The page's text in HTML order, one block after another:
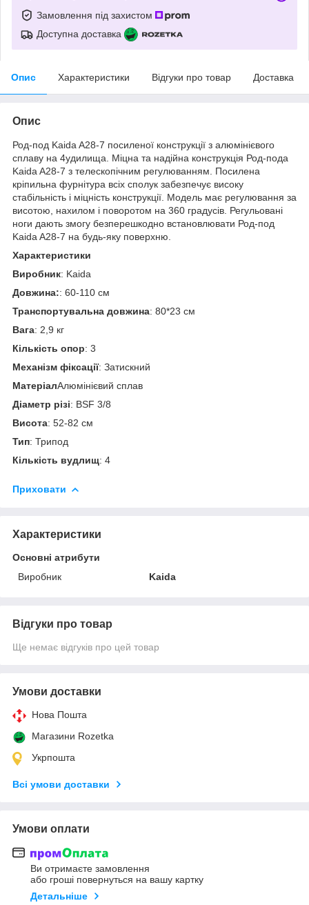
Замовлення під захистом
Доступна доставка
Опис Характеристики Відгуки про товар Доставка
Опис
Род-под Kaida A28-7 посиленої конструкції з алюмінієвого
сплаву на 4удилища. Міцна та надійна конструкція Род-пода
Kaida A28-7 з телескопічним регулюванням. Посилена
кріпильна фурнітура всіх сполук забезпечує високу
стабільність і міцність конструкції. Модель має регулювання за
висотою, нахилом і поворотом на 360 градусів. Регульовані
ноги дають змогу безперешкодно встановлювати Род-под
Kaida A28-7 на будь-яку поверхню.
Характеристики
Виробник: Kaida
Довжина:: 60-110 см
Транспортувальна довжина: 80*23 см
Вага: 2,9 кг
Кількість опор: 3
Механізм фіксації: Затискний
МатеріалАлюмінієвий сплав
Діаметр різі: BSF 3/8
Висота: 52-82 см
Тип: Трипод
Кількість вудлищ: 4
Приховати
Характеристики
Основні атрибути
Виробник
Kaida
Відгуки про товар
Ще немає відгуків про цей товар
Умови доставки
Нова Пошта
Магазини Rozetka
Укрпошта
Всі умови доставки
Умови оплати
Ви отримаєте замовлення
або гроші повернуться на вашу картку
Детальніше